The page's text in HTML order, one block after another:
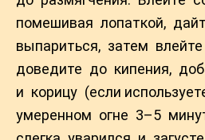
помешивая лопаткой,
выпариться, затем
доведите до кипения,
и корицу (если
умеренном огне 3–5